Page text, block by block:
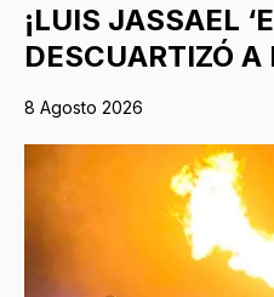
¡LUIS JASSAEL
DESCUARTIZÓ A
8 Agosto 2026